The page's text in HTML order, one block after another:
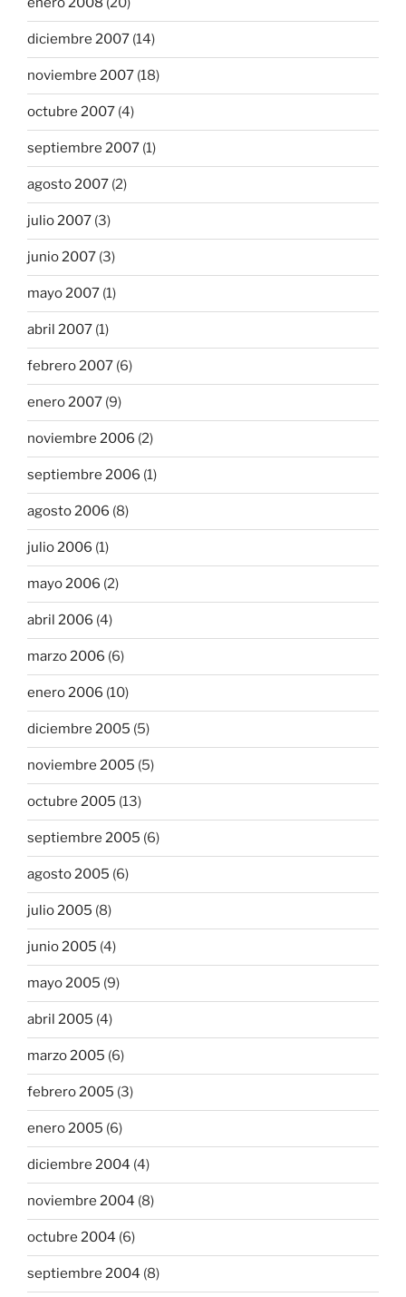
diciembre 2007 (14)
noviembre 2007 (18)
octubre 2007 (4)
septiembre 2007 (1)
agosto 2007 (2)
julio 2007 (3)
junio 2007 (3)
mayo 2007 (1)
abril 2007 (1)
febrero 2007 (6)
enero 2007 (9)
noviembre 2006 (2)
septiembre 2006 (1)
agosto 2006 (8)
julio 2006 (1)
mayo 2006 (2)
abril 2006 (4)
marzo 2006 (6)
enero 2006 (10)
diciembre 2005 (5)
noviembre 2005 (5)
octubre 2005 (13)
septiembre 2005 (6)
agosto 2005 (6)
julio 2005 (8)
junio 2005 (4)
mayo 2005 (9)
abril 2005 (4)
marzo 2005 (6)
febrero 2005 (3)
enero 2005 (6)
diciembre 2004 (4)
noviembre 2004 (8)
octubre 2004 (6)
septiembre 2004 (8)